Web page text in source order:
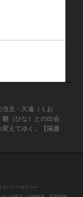
主・久遠（くお
（ひな）との出会
えてゆく。【隔週
イバシーポリシー